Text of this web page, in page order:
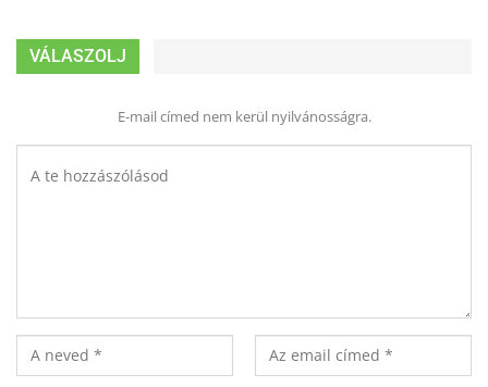
VÁLASZOLJ
E-mail címed nem kerül nyilvánosságra.